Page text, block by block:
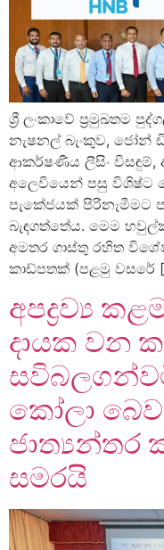
ශ්‍රී ලංකාවේ ප්‍රමුඛතම
නැෂනල් බැංකුව, ජෝන්
ආකර්ෂණීය ලීසිං විසඳුම්,
අලෙවියෙන් පසු විශිෂ්ට
පැකේජයක් පිරිනැමීමට
බැඳගත්තේය. මෙම
අමතර ගාස්තු රහිත
කාඩ්පතක් (පළමු වසරේ
අපද්‍රව්‍ය
දායක වන
කෝලා
ජාත්‍යන්තර
සමරයි